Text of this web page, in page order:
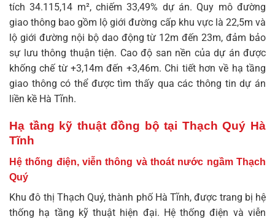
tích 34.115,14 m², chiếm 33,49% dự án. Quy mô đường
giao thông bao gồm lộ giới đường cấp khu vực là 22,5m và
lộ giới đường nội bộ dao động từ 12m đến 23m, đảm bảo
sự lưu thông thuận tiện. Cao độ san nền của dự án được
khống chế từ +3,14m đến +3,46m. Chi tiết hơn về hạ tầng
giao thông có thể được tìm thấy qua các thông tin dự án
liền kề Hà Tĩnh.
Hạ tầng kỹ thuật đồng bộ tại Thạch Quý Hà
Tĩnh
Hệ thống điện, viễn thông và thoát nước ngầm Thạch
Quý
Khu đô thị Thạch Quý, thành phố Hà Tĩnh, được trang bị hệ
thống hạ tầng kỹ thuật hiện đại. Hệ thống điện và viễn